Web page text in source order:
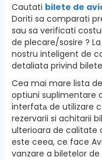
Cautati bilete de
Doriti sa comparati
sau sa verificati
de plecare/sosire ?
nostru inteligent de
detaliata privind
Cea mai mare lista
optiuni suplimentare
interfatа de utilizare
rezervarii si achitarii
ulterioara de calitate
este ceea, ce face
vanzare a biletelor